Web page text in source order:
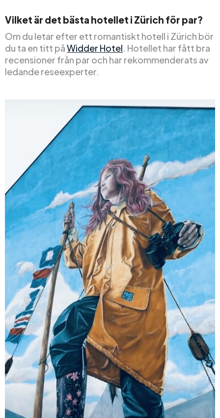
Vilket är det bästa hotellet i Zürich för par?
Om du letar efter ett romantiskt hotell i Zürich bör
du ta en titt påWidder Hotel. Hotellet har fått bra
recensioner från par och har rekommenderats av
ledande reseexperter.